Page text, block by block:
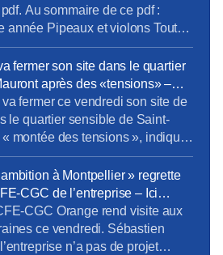
Au sommaire de ce pdf :
année Pipeaux et violons Tout
Cro-Magnon et
CSEE pour vos élus du 24 au
fermer son site dans le quartier
après des «tensions» –
va fermer ce vendredi son site de
le quartier sensible de Saint-
montée des tensions », indique
du groupe. Environ 1.000
dans ces locaux de la cité
attend « un retour à une
le quartier ». […]Les salariés
à Montpellier » regrette
CGC de l’entreprise – Ici
CGC Orange rend visite aux
ce vendredi. Sébastien
n’a pas de projet